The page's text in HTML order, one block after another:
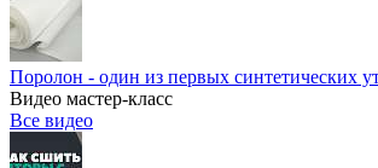
Поролон - один из первых синтетических
Видео мастер-класс
Все видео